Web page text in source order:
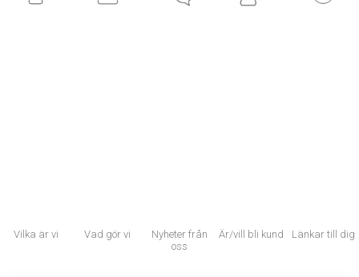
Vilka är vi Vad gör vi
Nyheter från
oss
Är/vill bli kund Länkar till dig